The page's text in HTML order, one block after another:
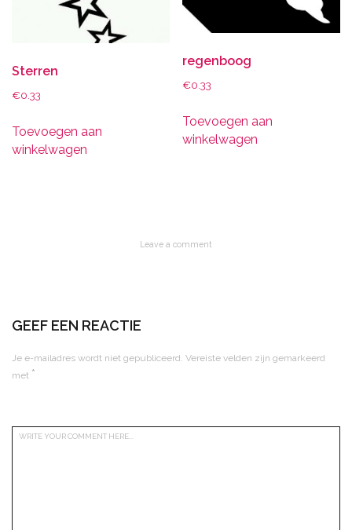
Sterren
€0.33
Toevoegen aan
winkelwagen
regenboog
€0.33
Toevoegen aan
winkelwagen
Leave a comment
GEEF EEN REACTIE
Je e-mailadres wordt niet gepubliceerd. Vereiste velden zijn gemarkeerd
met *